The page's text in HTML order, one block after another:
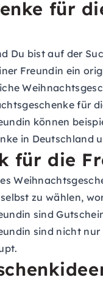
für
Du bist auf der
Freundin ein
für
können
in Deutschland
für die
zu wählen,
sind
sind nicht